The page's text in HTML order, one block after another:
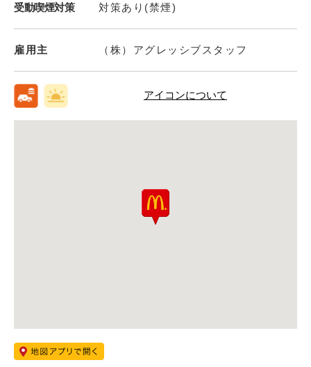
受動喫煙対策 対策あり(禁煙)
雇用主 （株）アグレッシブスタッフ
アイコンについて